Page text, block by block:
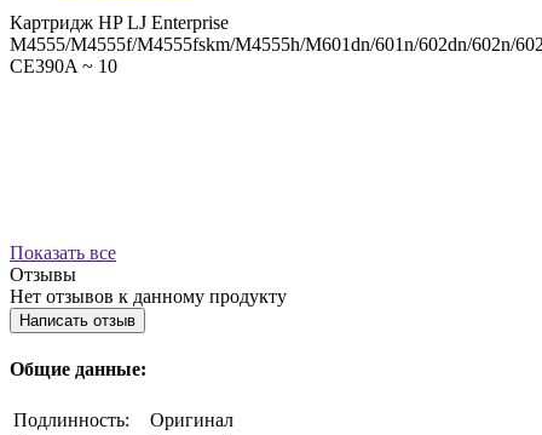
Картридж HP LJ Enterprise
M4555/M4555f/M4555fskm/M4555h/M601dn/601n/602dn/602n/
CE390A ~ 10
Показать все
Отзывы
Нет отзывов к данному продукту
Написать отзыв
Общие данные:
Подлинность:
Оригинал